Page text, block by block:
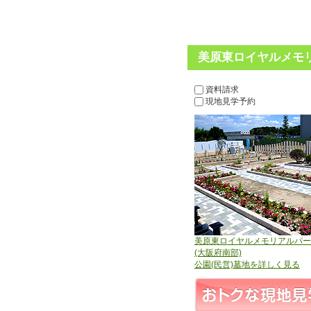
美原東ロイヤルメ
資料請求
現地見学予約
美原東ロイヤルメモリアルパ
(大阪府南部)
公園(民営)墓地を詳しく見る